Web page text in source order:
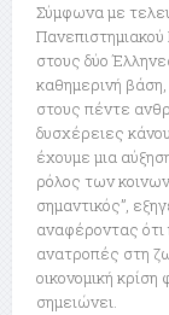
Σύμφωνα με
Πανεπιστημιακού
στους δύο
καθημερινή
στους πέντε
δυσχέρειες
έχουμε μια
ρόλος των
σημαντικός”,
αναφέροντας ότι
ανατροπές στη
οικονομική κρίση
σημειώνει.